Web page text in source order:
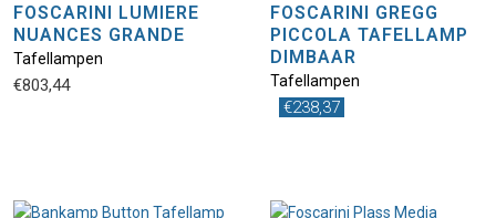
FOSCARINI LUMIERE
NUANCES GRANDE
Tafellampen
€803,44
FOSCARINI GREGG
PICCOLA TAFELLAMP
DIMBAAR
Tafellampen
€238,37